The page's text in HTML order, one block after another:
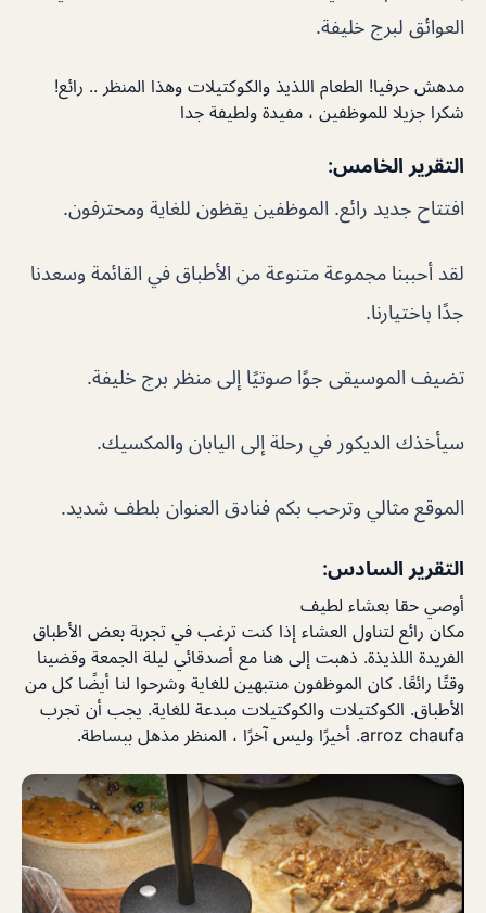
العوائق لبرج خليفة.
مدهش حرفيا! الطعام اللذيذ والكوكتيلات وهذا المنظر .. رائع!
شكرا جزيلا للموظفين ، مفيدة ولطيفة جدا
التقرير الخامس:
افتتاح جديد رائع. الموظفين يقظون للغاية ومحترفون.
لقد أحببنا مجموعة متنوعة من الأطباق في القائمة وسعدنا
جدًا باختيارنا.
تضيف الموسيقى جوًا صوتيًا إلى منظر برج خليفة.
سيأخذك الديكور في رحلة إلى اليابان والمكسيك.
الموقع مثالي وترحب بكم فنادق العنوان بلطف شديد.
التقرير السادس:
أوصي حقا بعشاء لطيف
مكان رائع لتناول العشاء إذا كنت ترغب في تجربة بعض الأطباق
الفريدة اللذيذة. ذهبت إلى هنا مع أصدقائي ليلة الجمعة وقضينا
وقتًا رائعًا. كان الموظفون منتبهين للغاية وشرحوا لنا أيضًا كل من
الأطباق. الكوكتيلات والكوكتيلات مبدعة للغاية. يجب أن تجرب
arroz chaufa. أخيرًا وليس آخرًا ، المنظر مذهل ببساطة.